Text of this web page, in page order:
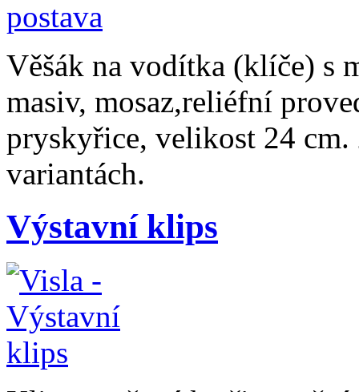
Věšák na vodítka (klíče) s
masiv, mosaz,reliéfní
pryskyřice, velikost 24 cm.
variantách.
Výstavní klips